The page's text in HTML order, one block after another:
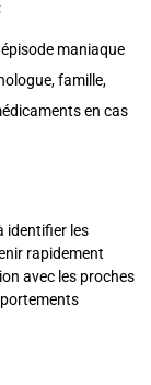
maniaque
famille,
en cas
identifier les
rapidement
avec les proches